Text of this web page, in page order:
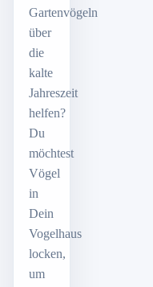
Gartenvögeln
über
die
kalte
Jahreszeit
helfen?
Du
möchtest
Vögel
in
Dein
Vogelhaus
locken,
um